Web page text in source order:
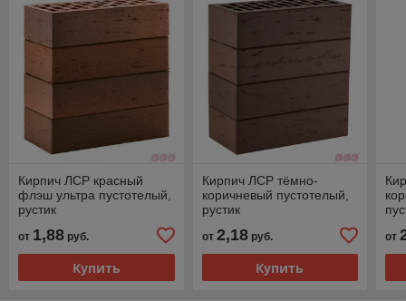
Кирпич ЛСР красный
флэш ультра пустотелый,
рустик
от 1,88 руб.
Купить
Кирпич ЛСР тёмно-
коричневый пустотелый,
рустик
от 2,18руб.
Купить
от